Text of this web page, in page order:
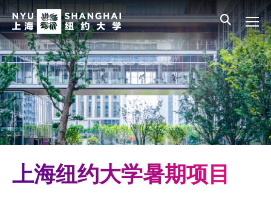
English 员工登录 All NYU
Main Menu CN
本科生教育
研究生项目
非学历教育
暑期项目
图书馆
上海纽约大学暑期项目